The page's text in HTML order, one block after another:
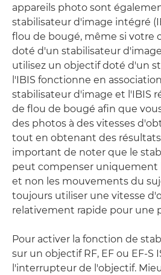
appareils photo sont
stabilisateur d'image intégré
flou de bougé, même si votre
doté d'un stabilisateur
utilisez un objectif doté d'un
l'IBIS fonctionne en
stabilisateur d'image et l'IBIS
de flou de bougé afin que
des photos à des vitesses
tout en obtenant des
important de noter que le
peut compenser uniquement
et non les mouvements du
toujours utiliser une vitesse
relativement rapide pour une
Pour activer la fonction de
sur un objectif RF, EF ou EF-S
l'interrupteur de l'objectif.